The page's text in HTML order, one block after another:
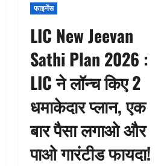
फाइनेंस
LIC New Jeevan
Sathi Plan 2026 :
LIC ने लॉन्च किए 2
धमाकेदार प्लान, एक
बार पैसा लगाओ और
पाओ गारंटीड फायदा!